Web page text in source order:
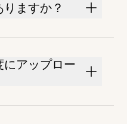
ますか？
アップロー